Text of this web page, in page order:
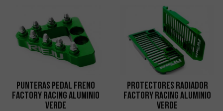
Punteras Pedal Freno
Factory Racing Aluminio
Verde
Protectores Radiador
Factory Racing Aluminio
Verde